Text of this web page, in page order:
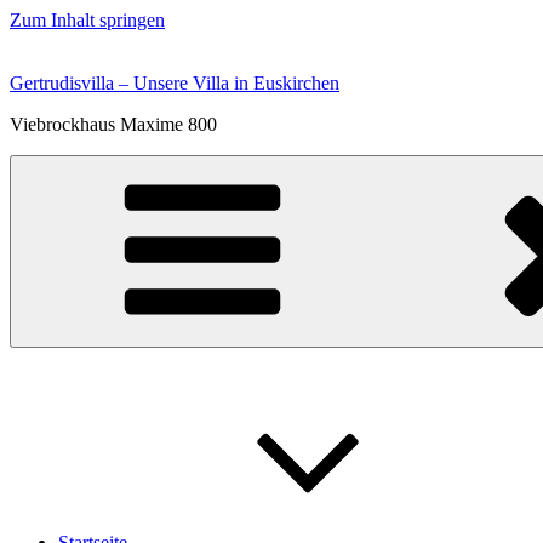
Zum Inhalt springen
Gertrudisvilla – Unsere Villa in Euskirchen
Viebrockhaus Maxime 800